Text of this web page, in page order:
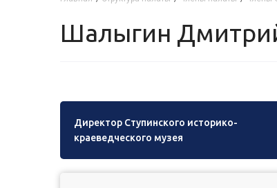
Шалыгин
Директор Ступинского историко-
краеведческого музея